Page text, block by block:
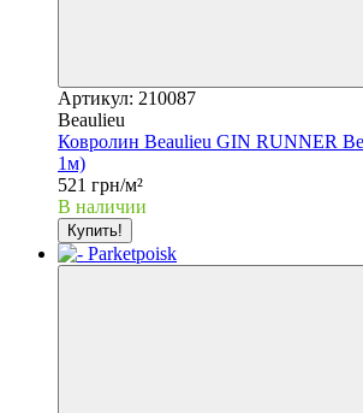
Артикул: 210087
Beaulieu
Ковролин Beaulieu GIN RUNNER
1м)
521 грн/м²
В наличии
Купить!